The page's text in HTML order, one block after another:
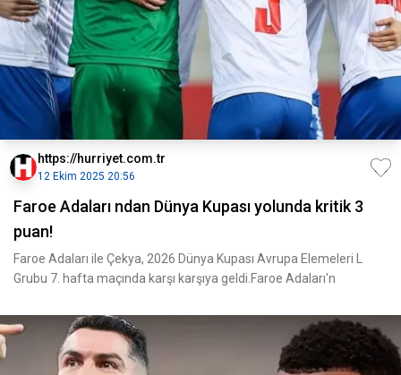
https://hurriyet.com.tr
12 Ekim 2025 20:56
Faroe Adaları ndan Dünya Kupası yolunda kritik 3
puan!
Faroe Adaları ile Çekya, 2026 Dünya Kupası Avrupa Elemeleri L
Grubu 7. hafta maçında karşı karşıya geldi.Faroe Adaları'n